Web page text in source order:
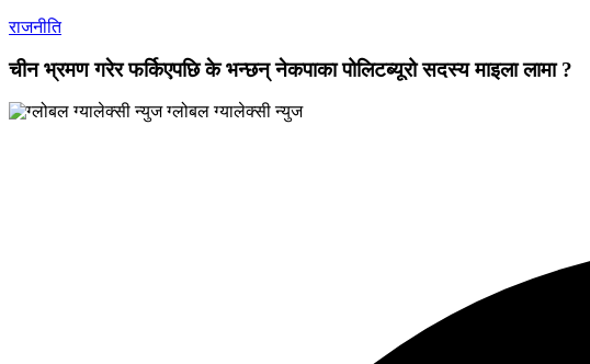
राजनीति
चीन भ्रमण गरेर फर्किएपछि के भन्छन् नेकपाका पोलिटब्यूरो सदस्य माइला लामा ?
ग्लोबल ग्यालेक्सी न्युज